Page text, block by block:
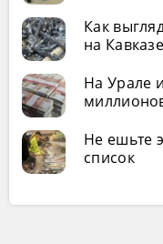
Как
на
На Урале
Не ешьте
список